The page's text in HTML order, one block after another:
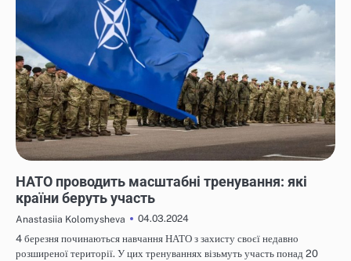
НАТО проводить масштабні тренування: які
країни беруть участь
Anastasiia Kolomysheva
04.03.2024
4 березня починаються навчання НАТО з захисту своєї недавно
розширеної території. У цих тренуваннях візьмуть участь понад 20